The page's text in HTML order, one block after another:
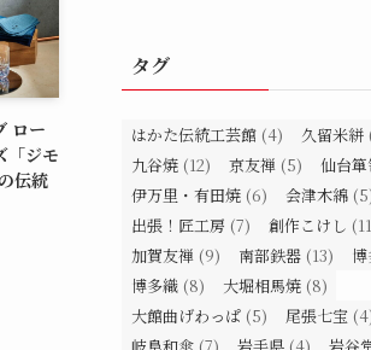
ロー
「ジモ
伝統
タグ
はかた伝統工芸館 (4) 久留米絣
九谷焼 (12) 京友禅 (5) 仙台
伊万里・有田焼 (6) 会津木綿
出張！匠工房 (7) 創作こけし
加賀友禅 (9) 南部鉄器 (13)
博多織 (8) 大堀相馬焼 (8)
大館曲げわっぱ (5) 尾張七宝